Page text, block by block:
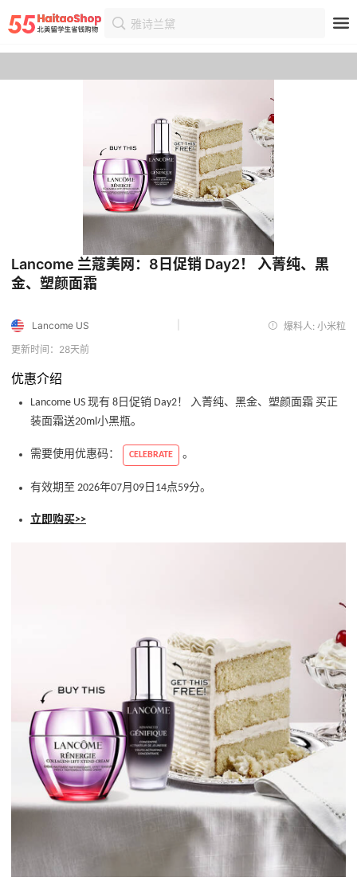
雅诗兰黛
首页 优惠 优惠详情
Lancome 兰蔻美网：8日促销 Day2！ 入菁纯、黑
金、塑颜面霜
Lancome US
爆料人: 小米粒
更新时间：28天前
优惠介绍
Lancome US 现有 8日促销 Day2！ 入菁纯、黑金、塑颜面霜 买正
装面霜送20ml小黑瓶。
需要使用优惠码： CELEBRATE 。
有效期至 2026年07月09日14点59分。
立即购买>>